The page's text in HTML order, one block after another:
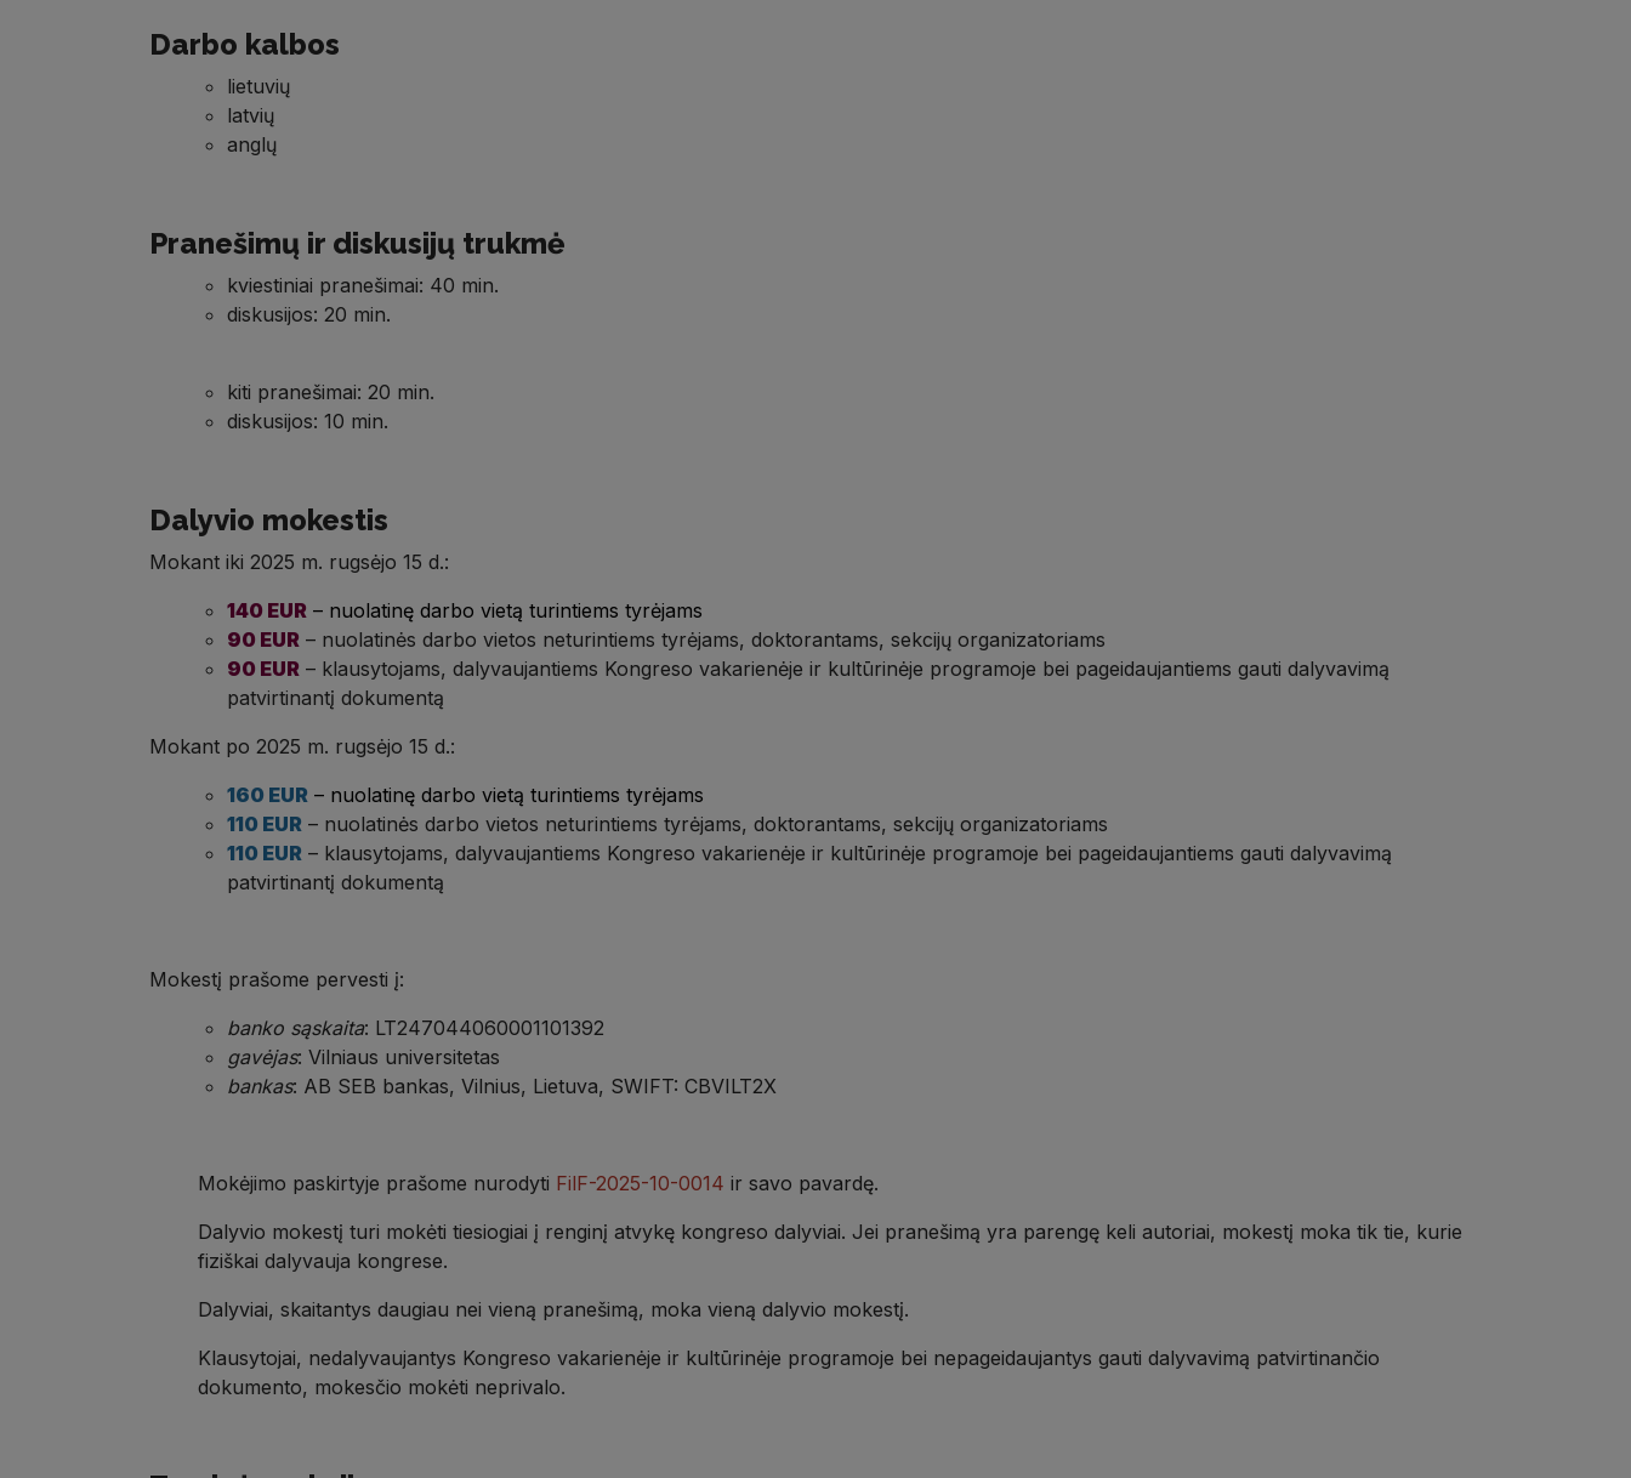
Darbo kalbos
lietuvių
latvių
anglų
Pranešimų ir diskusijų trukmė
kviestiniai pranešimai: 40 min.
diskusijos: 20 min.
kiti pranešimai: 20 min.
diskusijos: 10 min.
Dalyvio mokestis
Mokant iki 2025 m. rugsėjo 15 d.:
140 EUR – nuolatinę darbo vietą turintiems tyrėjams
90 EUR – nuolatinės darbo vietos neturintiems tyrėjams, doktorantams, sekcijų organizatoriams
90 EUR – klausytojams, dalyvaujantiems Kongreso vakarienėje ir kultūrinėje programoje bei pageidaujantiems gauti dalyvavimą
patvirtinantį dokumentą
Mokant po 2025 m. rugsėjo 15 d.:
160 EUR – nuolatinę darbo vietą turintiems tyrėjams
110 EUR – nuolatinės darbo vietos neturintiems tyrėjams, doktorantams, sekcijų organizatoriams
110 EUR – klausytojams, dalyvaujantiems Kongreso vakarienėje ir kultūrinėje programoje bei pageidaujantiems gauti dalyvavimą
patvirtinantį dokumentą
Mokestį prašome pervesti į:
banko sąskaita: LT247044060001101392
gavėjas: Vilniaus universitetas
bankas: AB SEB bankas, Vilnius, Lietuva, SWIFT: CBVILT2X
Mokėjimo paskirtyje prašome nurodyti FilF-2025-10-0014 ir savo pavardę.
Dalyvio mokestį turi mokėti tiesiogiai į renginį atvykę kongreso dalyviai. Jei pranešimą yra parengę keli autoriai, mokestį moka tik tie, kurie
fiziškai dalyvauja kongrese.
Dalyviai, skaitantys daugiau nei vieną pranešimą, moka vieną dalyvio mokestį.
Klausytojai, nedalyvaujantys Kongreso vakarienėje ir kultūrinėje programoje bei nepageidaujantys gauti dalyvavimą patvirtinančio
dokumento, mokesčio mokėti neprivalo.